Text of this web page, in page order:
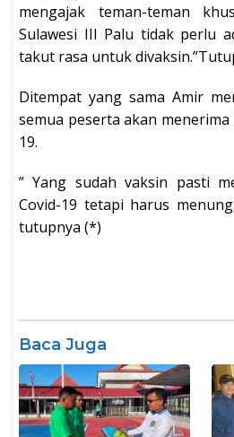
mengajak teman-teman
Sulawesi III Palu tidak perlu
takut rasa untuk
Ditempat yang sama Amir
semua peserta akan
19.
” Yang sudah vaksin pasti
Covid-19 tetapi harus
tutupnya (*)
Baca Juga